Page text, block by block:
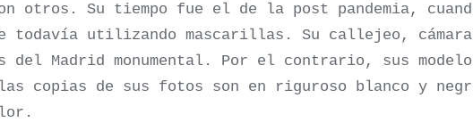
otros. Su tiempo fue el de la post pandemia,
utilizando mascarillas. Su callejeo, cámara
Madrid monumental. Por el contrario, sus
copias de sus fotos son en riguroso blanco y